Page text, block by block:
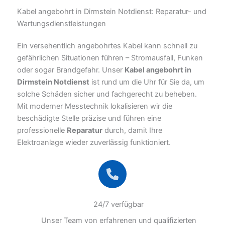
Kabel angebohrt in Dirmstein Notdienst: Reparatur- und
Wartungsdienstleistungen
Ein versehentlich angebohrtes Kabel kann schnell zu
gefährlichen Situationen führen – Stromausfall, Funken
oder sogar Brandgefahr. Unser Kabel angebohrt in
Dirmstein Notdienst ist rund um die Uhr für Sie da, um
solche Schäden sicher und fachgerecht zu beheben.
Mit moderner Messtechnik lokalisieren wir die
beschädigte Stelle präzise und führen eine
professionelle Reparatur durch, damit Ihre
Elektroanlage wieder zuverlässig funktioniert.
24/7 verfügbar
Unser Team von erfahrenen und qualifizierten